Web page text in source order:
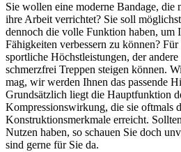
Sie wollen eine moderne Bandage, die
ihre Arbeit verrichtet? Sie soll
dennoch die volle Funktion haben, um
Fähigkeiten verbessern zu können?
sportliche Höchstleistungen, der
schmerzfrei Treppen steigen können.
mag, wir werden Ihnen das passende
Grundsätzlich liegt die Hauptfunktion
Kompressionswirkung, die sie oftmals
Konstruktionsmerkmale erreicht.
Nutzen haben, so schauen Sie doch
sind gerne für Sie da.